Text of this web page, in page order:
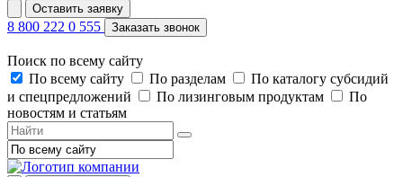
Оставить заявку
8 800 222 0 555 Заказать звонок
Поиск по всему сайту
По всему сайту
По разделам
По каталогу субсидий
и спецпредложений
По лизинговым продуктам
По
новостям и статьям